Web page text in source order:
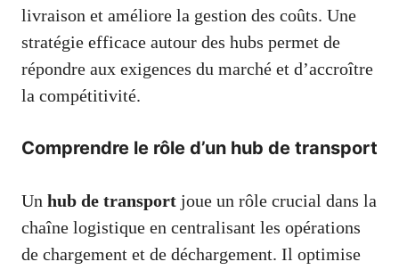
livraison et améliore la gestion des coûts. Une
stratégie efficace autour des hubs permet de
répondre aux exigences du marché et d’accroître
la compétitivité.
Comprendre le rôle d’un hub de transport
Un hub de transport joue un rôle crucial dans la
chaîne logistique en centralisant les opérations
de chargement et de déchargement. Il optimise